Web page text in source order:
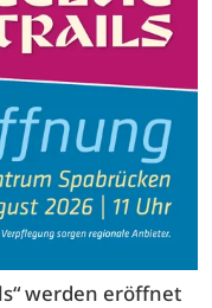
werden eröffnet